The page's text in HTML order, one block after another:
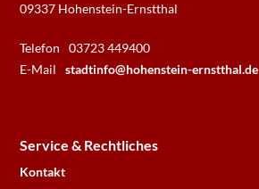
09337 Hohenstein-Ernstthal
Telefon
03723 449400
E-Mail
stadtinfo@hohenstein-ernstthal.de
Service & Rechtliches
Kontakt